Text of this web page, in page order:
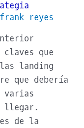
frank reyes
claves que
landing
que debería
varias
llegar.
de la